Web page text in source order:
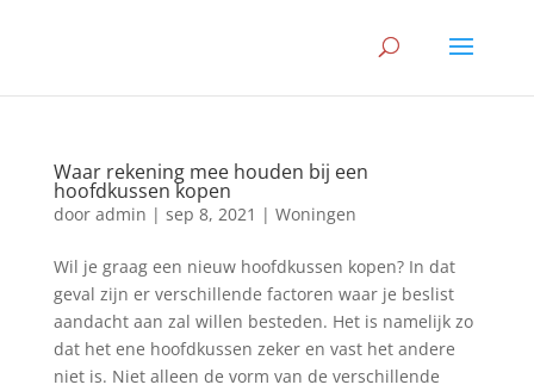
Waar rekening mee houden bij een
hoofdkussen kopen
door admin | sep 8, 2021 | Woningen
Wil je graag een nieuw hoofdkussen kopen? In dat
geval zijn er verschillende factoren waar je beslist
aandacht aan zal willen besteden. Het is namelijk zo
dat het ene hoofdkussen zeker en vast het andere
niet is. Niet alleen de vorm van de verschillende